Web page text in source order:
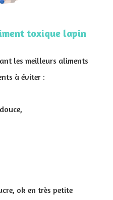
toxique lapin
les meilleurs aliments
à éviter :
ok en très petite